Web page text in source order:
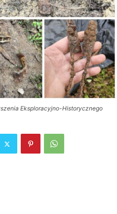
Eksploracyjno-Historycznego